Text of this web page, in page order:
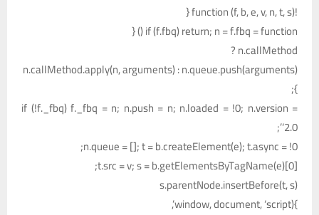
!function (f, b, e, v, n, t, s) {
if (f.fbq) return; n = f.fbq = function () {
n.callMethod ?
n.callMethod.apply(n, arguments) : n.queue.push(arguments)
};
if (!f._fbq) f._fbq = n; n.push = n; n.loaded = !0; n.version =
‘2.0’;
n.queue = []; t = b.createElement(e); t.async = !0;
t.src = v; s = b.getElementsByTagName(e)[0];
s.parentNode.insertBefore(t, s)
}(window, document, ‘script’,